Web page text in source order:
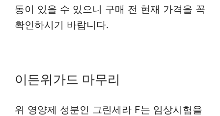
동이 있을 수 있으니 구매 전 현재 가격을 꼭
확인하시기 바랍니다.
이든위가드 마무리
위 영양제 성분인 그린세라 F는 임상시험을